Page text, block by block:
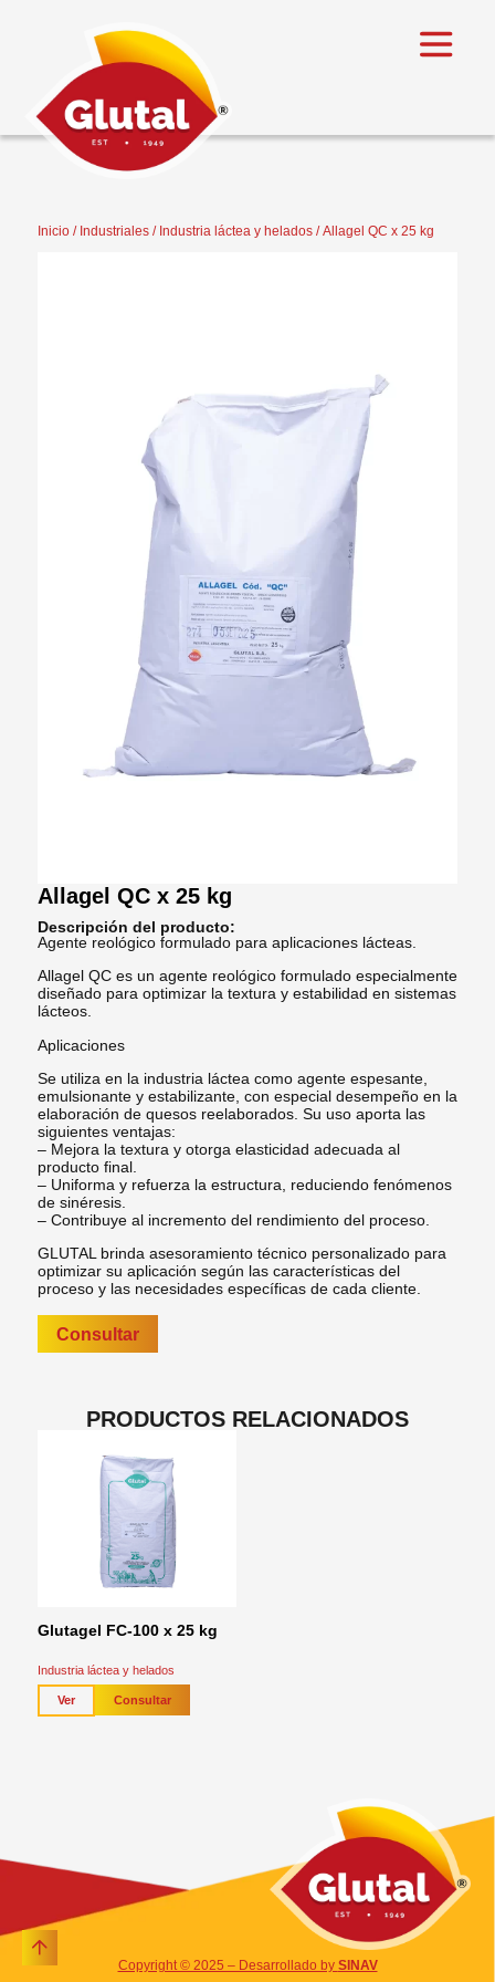
Inicio/ Industriales/ Industria láctea y helados/ Allagel QC x 25 kg
Allagel QC x 25 kg
Descripción del producto:
Agente reológico formulado para aplicaciones lácteas.
Allagel QC es un agente reológico formulado especialmente
diseñado para optimizar la textura y estabilidad en sistemas
lácteos.
Aplicaciones
Se utiliza en la industria láctea como agente espesante,
emulsionante y estabilizante, con especial desempeño en la
elaboración de quesos reelaborados. Su uso aporta las
siguientes ventajas:
– Mejora la textura y otorga elasticidad adecuada al
producto final.
– Uniforma y refuerza la estructura, reduciendo fenómenos
de sinéresis.
– Contribuye al incremento del rendimiento del proceso.
GLUTAL brinda asesoramiento técnico personalizado para
optimizar su aplicación según las características del
proceso y las necesidades específicas de cada cliente.
Consultar
PRODUCTOS RELACIONADOS
Glutagel FC-100 x 25 kg
Industria láctea y helados
Ver Consultar
Copyright © 2025 – Desarrollado by SINAV